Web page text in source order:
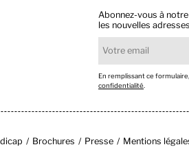
Abonnez-vous à
les nouvelles
En remplissant ce
confidentialité
Brochures Presse Mentions